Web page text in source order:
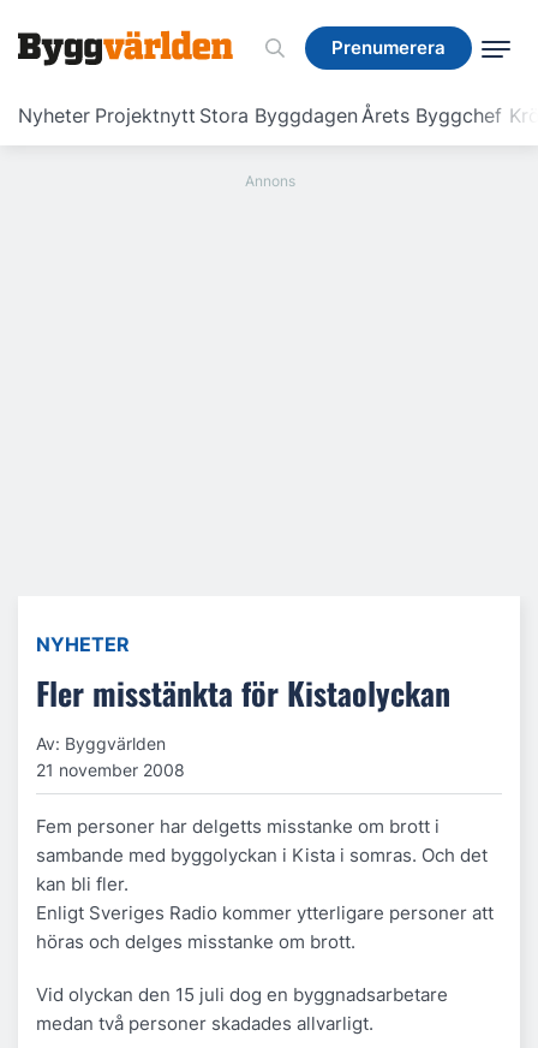
Prenumerera
Nyheter Projektnytt Stora ByggdagenÅrets Byggchef
Prenumerera
NYHETER
Fler misstänkta för Kistaolyckan
Av: Byggvärlden
21 november 2008
Fem personer har delgetts misstanke om brott i
sambande med byggolyckan i Kista i somras. Och det
kan bli fler.
Enligt Sveriges Radio kommer ytterligare personer att
höras och delges misstanke om brott.
Vid olyckan den 15 juli dog en byggnadsarbetare
medan två personer skadades allvarligt.